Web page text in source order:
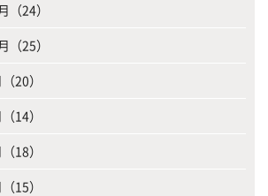
（24）
（25）
20）
14）
18）
15）